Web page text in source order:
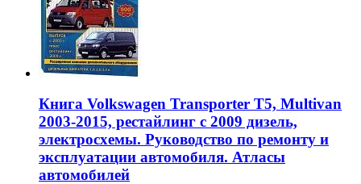
Книга Volkswagen Transporter T5, Multivan
2003-2015, рестайлинг с 2009 дизель,
электросхемы. Руководство по ремонту и
эксплуатации автомобиля. Атласы
автомобилей